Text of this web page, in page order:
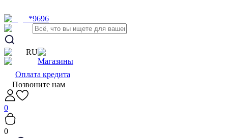
*9696
RU
Магазины
Оплата кредита
Позвоните нам
0
0